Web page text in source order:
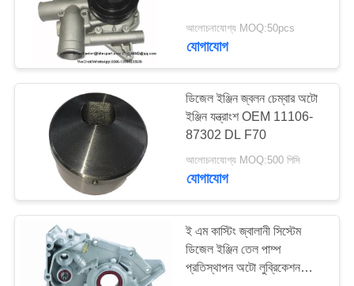
PRIVACY
POLICY
আলোচনাযোগ্য MOQ:50pcs
যোগাযোগ
ডিজেল ইঞ্জিন জ্বলন চেম্বার অটো
ইঞ্জিন যন্ত্রাংশ OEM 11106-
87302 DL F70
আলোচনাযোগ্য MOQ:500 পিসি
যোগাযোগ
ই এম কাস্টিং জ্বালানী সিস্টেম
ডিজেল ইঞ্জিন তেল পাম্প
প্রতিস্থাপন অটো লুব্রিকেশন